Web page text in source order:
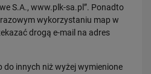
S.A., www.plk-sa.pl”. Ponadto
wykorzystaniu map w
drogą e-mail na adres
do innych niż wyżej wymienione